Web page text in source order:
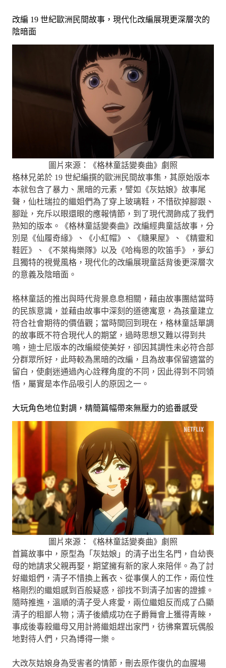
改編 19 世紀歐洲民間故事，現代化改編展現更深層次的
陰暗面
圖片來源：《格林童話變奏曲》劇照
格林兄弟於 19 世紀編撰的歐洲民間故事集，其原始版本
本就包含了暴力、黑暗的元素，譬如《灰姑娘》故事尾
聲，仙杜瑞拉的繼姐們為了穿上玻璃鞋，不惜砍掉腳跟、
腳趾，充斥以眼還眼的應報情節，到了現代潤飾成了我們
熟知的版本。《格林童話變奏曲》改編經典童話故事，分
別是《仙履奇緣》、《小紅帽》、《糖果屋》、《精靈和
鞋匠》、《不萊梅樂隊》以及《哈梅恩的吹笛手》，夢幻
且獨特的視覺風格，現代化的改編展現童話背後更深層次
的意義及陰暗面。
格林童話的推出與時代背景息息相關，藉由故事團結當時
的民族意識，並藉由故事中深刻的道德寓意，為孩童建立
符合社會期待的價值觀；當時間回到現在，格林童話單調
的故事既不符合現代人的期望，過時思想又難以得到共
鳴，迪士尼版本的改編縱使美好，卻因其調性未必符合部
分群眾所好，此時較為黑暗的改編，且為故事保留適當的
留白，使劇迷通過內心詮釋角度的不同，因此得到不同領
悟，屬實是本作品吸引人的原因之一。
大玩角色地位對調，精簡篇幅帶來無壓力的追番感受
圖片來源：《格林童話變奏曲》劇照
首篇故事中，原型為「灰姑娘」的清子出生名門，自幼喪
母的她請求父親再娶，期望擁有新的家人來陪伴。為了討
好繼姐們，清子不惜換上舊衣、從事僕人的工作，兩位性
格剛烈的繼姐感到百般疑惑，卻找不到清子加害的證據。
隨時推進，溫順的清子受人疼愛，兩位繼姐反而成了凸顯
清子的粗鄙人物；清子後續成功在子爵舞會上獲得青睞，
事成後毒殺繼母又用計將繼姐趕出家門，彷彿棄置玩偶般
地對待人們，只為博得一樂。
大改灰姑娘身為受害者的情節，刪去原作復仇的血腥場